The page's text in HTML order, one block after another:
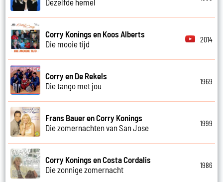
Corry Konings en Koos Alberts
Die mooie tijd
2014
Corry en De Rekels
Die tango met jou
1969
Frans Bauer en Corry Konings
Die zomernachten van San Jose
1999
Corry Konings en Costa Cordalis
Die zonnige zomernacht
1986